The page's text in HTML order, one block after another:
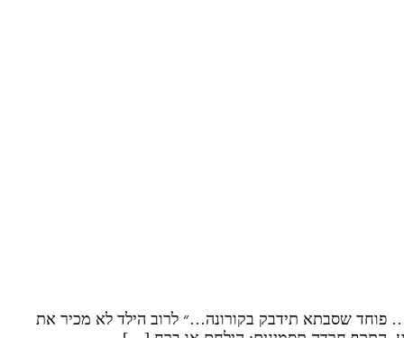
פוחד שסבתא תידבק בקורונה…״ לרוב הילד לא מכיר את